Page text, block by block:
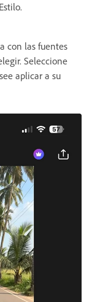
con las fuentes
Seleccione
aplicar a su